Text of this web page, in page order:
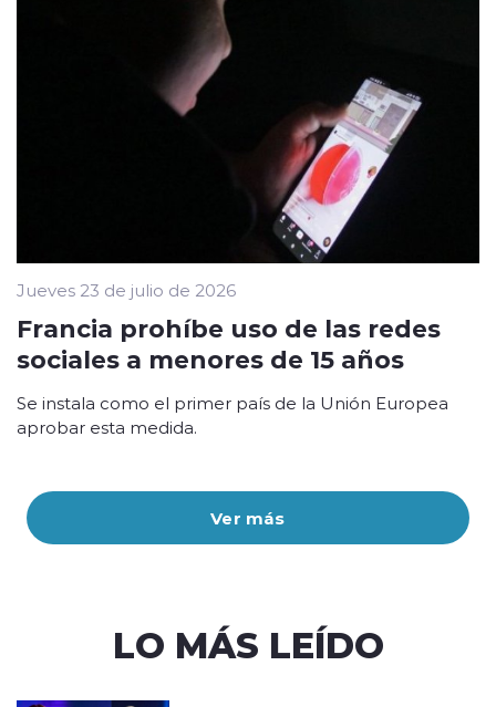
Ver más
Jueves 23 de julio de 2026
Francia prohíbe uso de las redes
sociales a menores de 15 años
Se instala como el primer país de la Unión Europea
aprobar esta medida.
LO MÁS LEÍDO